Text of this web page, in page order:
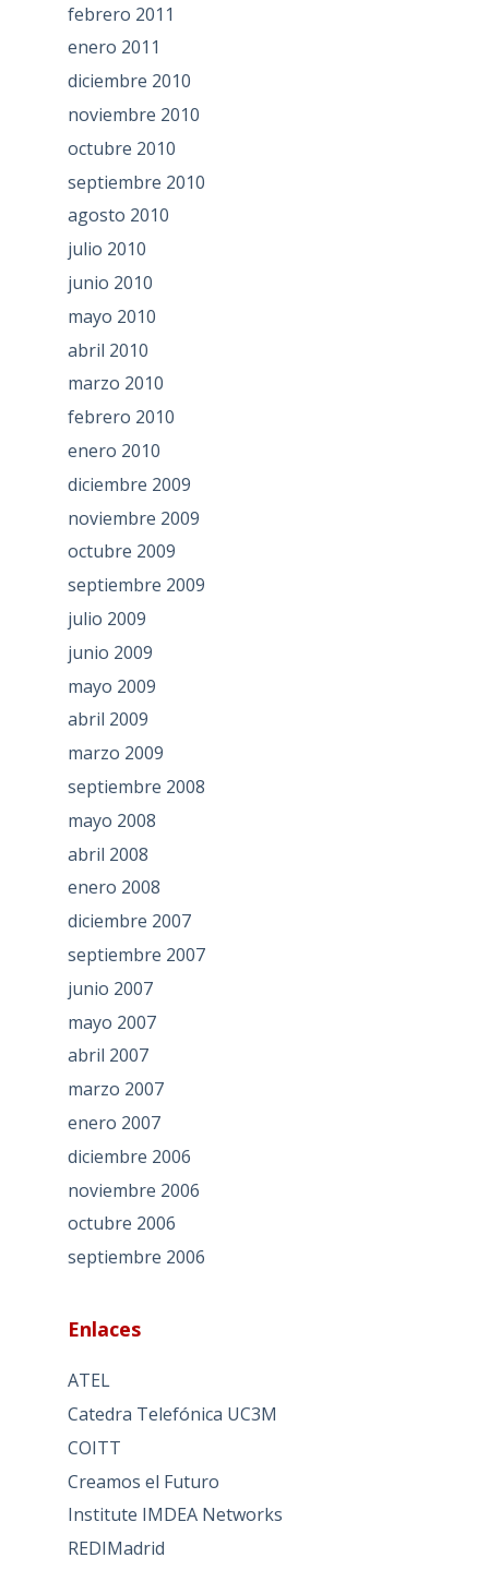
febrero 2011
enero 2011
diciembre 2010
noviembre 2010
octubre 2010
septiembre 2010
agosto 2010
julio 2010
junio 2010
mayo 2010
abril 2010
marzo 2010
febrero 2010
enero 2010
diciembre 2009
noviembre 2009
octubre 2009
septiembre 2009
julio 2009
junio 2009
mayo 2009
abril 2009
marzo 2009
septiembre 2008
mayo 2008
abril 2008
enero 2008
diciembre 2007
septiembre 2007
junio 2007
mayo 2007
abril 2007
marzo 2007
enero 2007
diciembre 2006
noviembre 2006
octubre 2006
septiembre 2006
Enlaces
ATEL
Catedra Telefónica UC3M
COITT
Creamos el Futuro
Institute IMDEA Networks
REDIMadrid